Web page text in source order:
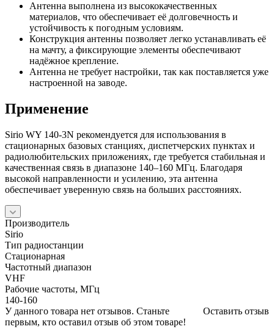
Антенна выполнена из высококачественных
материалов, что обеспечивает её долговечность и
устойчивость к погодным условиям.
Конструкция антенны позволяет легко устанавливать её
на мачту, а фиксирующие элементы обеспечивают
надёжное крепление.
Антенна не требует настройки, так как поставляется уже
настроенной на заводе.
Применение
Sirio WY 140-3N рекомендуется для использования в
стационарных базовых станциях, диспетчерских пунктах и
радиолюбительских приложениях, где требуется стабильная и
качественная связь в диапазоне 140–160 МГц. Благодаря
высокой направленности и усилению, эта антенна
обеспечивает уверенную связь на больших расстояниях.
Производитель
Sirio
Тип радиостанции
Стационарная
Частотный диапазон
VHF
Рабочие частоты, МГц
140-160
Оставить отзыв
У данного товара нет отзывов. Станьте
первым, кто оставил отзыв об этом товаре!